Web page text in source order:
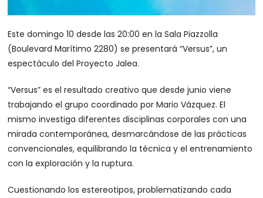
Este domingo 10 desde las 20:00 en la Sala Piazzolla
(Boulevard Marítimo 2280) se presentará “Versus”, un
espectáculo del Proyecto Jalea.
“Versus” es el resultado creativo que desde junio viene
trabajando el grupo coordinado por Mario Vázquez. El
mismo investiga diferentes disciplinas corporales con una
mirada contemporánea, desmarcándose de las prácticas
convencionales, equilibrando la técnica y el entrenamiento
con la exploración y la ruptura.
Cuestionando los estereotipos, problematizando cada